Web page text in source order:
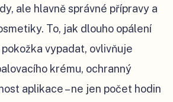
ale hlavně správné přípravy a
To, jak dlouho opálení
vypadat, ovlivňuje
krému, ochranný
aplikace – ne jen počet hodin